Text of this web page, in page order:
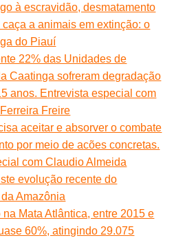
à escravidão, desmatamento
a animais em extinção: o
do Piauí
22% das Unidades de
Caatinga sofreram degradação
anos. Entrevista especial com
Freire
aceitar e absorver o combate
por meio de acões concretas.
com Claudio Almeida
evolução recente do
Amazônia
na Mata Atlântica, entre 2015 e
60%, atingindo 29.075